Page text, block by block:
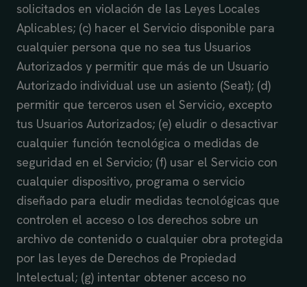
solicitados en violación de las Leyes Locales
Aplicables; (c) hacer el Servicio disponible para
cualquier persona que no sea tus Usuarios
Autorizados y permitir que más de un Usuario
Autorizado individual use un asiento (Seat); (d)
permitir que terceros usen el Servicio, excepto
tus Usuarios Autorizados; (e) eludir o desactivar
cualquier función tecnológica o medidas de
seguridad en el Servicio; (f) usar el Servicio con
cualquier dispositivo, programa o servicio
diseñado para eludir medidas tecnológicas que
controlen el acceso o los derechos sobre un
archivo de contenido o cualquier obra protegida
por las leyes de Derechos de Propiedad
Intelectual; (g) intentar obtener acceso no